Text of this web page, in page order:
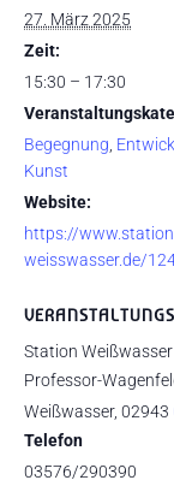
27. März 2025
Zeit:
15:30 – 17:30
Begegnung
Kunst
Website:
https://
weisswasser.de/
Station Weißwasser
Professor-
Weißwasser, 02943
Telefon
03576/290390